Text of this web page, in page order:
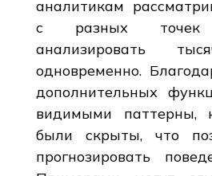
аналитикам
с разных
анализировать
одновременно.
дополнительных
видимыми паттерны,
были скрыты, что
прогнозировать